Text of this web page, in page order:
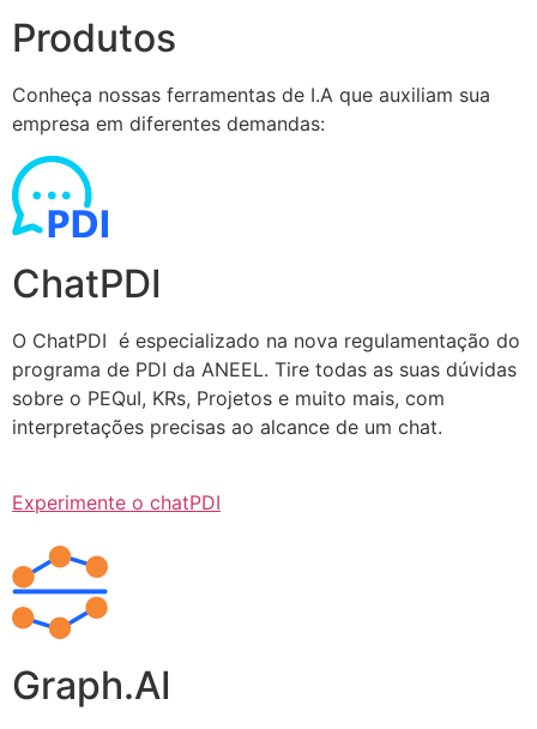
Produtos
Conheça nossas ferramentas de I.A que auxiliam sua
empresa em diferentes demandas:
ChatPDI
O ChatPDI é especializado na nova regulamentação do
programa de PDI da ANEEL. Tire todas as suas dúvidas
sobre o PEQuI, KRs, Projetos e muito mais, com
interpretações precisas ao alcance de um chat.
Experimente o chatPDI
Graph.AI